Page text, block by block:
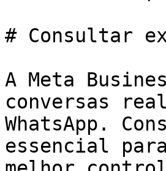
# Consultar
A Meta
conversas
WhatsApp.
essencial